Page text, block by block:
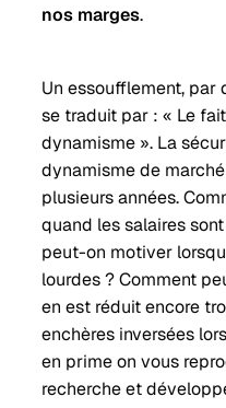
nos marges.
Un essoufflement,
se traduit par : « Le
dynamisme ». La
dynamisme de
plusieurs années.
quand les salaires
peut-on motiver
lourdes ? Comment
en est réduit encore
enchères inversées
en prime on vous
recherche et